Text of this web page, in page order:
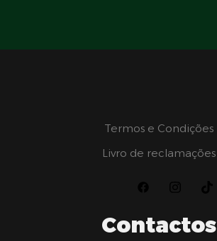
Termos e Condições
Livro de reclamações
Contactos